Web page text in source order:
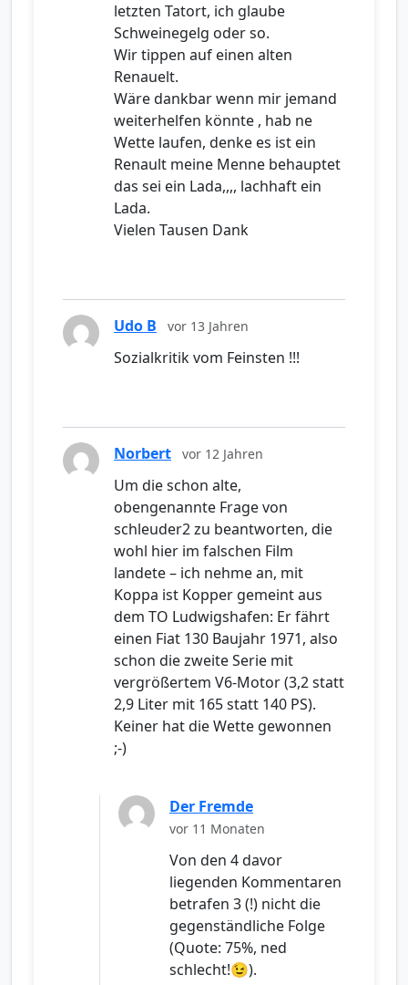
letzten Tatort, ich glaube
Schweinegelg oder so.
Wir tippen auf einen alten
Renauelt.
Wäre dankbar wenn mir jemand
weiterhelfen könnte , hab ne
Wette laufen, denke es ist ein
Renault meine Menne behauptet
das sei ein Lada,,,, lachhaft ein
Lada.
Vielen Tausen Dank
Udo B vor 13 Jahren
Sozialkritik vom Feinsten !!!
Norbert vor 12 Jahren
Um die schon alte,
obengenannte Frage von
schleuder2 zu beantworten, die
wohl hier im falschen Film
landete – ich nehme an, mit
Koppa ist Kopper gemeint aus
dem TO Ludwigshafen: Er fährt
einen Fiat 130 Baujahr 1971, also
schon die zweite Serie mit
vergrößertem V6-Motor (3,2 statt
2,9 Liter mit 165 statt 140 PS).
Keiner hat die Wette gewonnen
;-)
Der Fremde
vor 11 Monaten
Von den 4 davor
liegenden Kommentaren
betrafen 3 (!) nicht die
gegenständliche Folge
(Quote: 75%, ned
schlecht!😉).